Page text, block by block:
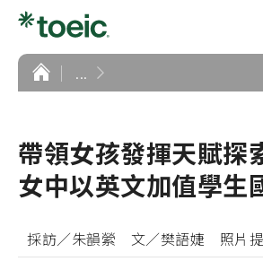
首
頁
...
帶領女孩發揮天賦探
女中以英文加值學生
採訪／朱韻縈 文／樊語婕 照片提